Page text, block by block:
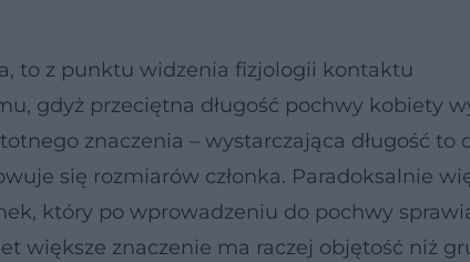
to z punktu widzenia fizjologii kontaktu
gdyż przeciętna długość pochwy kobiety
znaczenia – wystarczająca długość to
się rozmiarów członka. Paradoksalnie
który po wprowadzeniu do pochwy
większe znaczenie ma raczej objętość niż